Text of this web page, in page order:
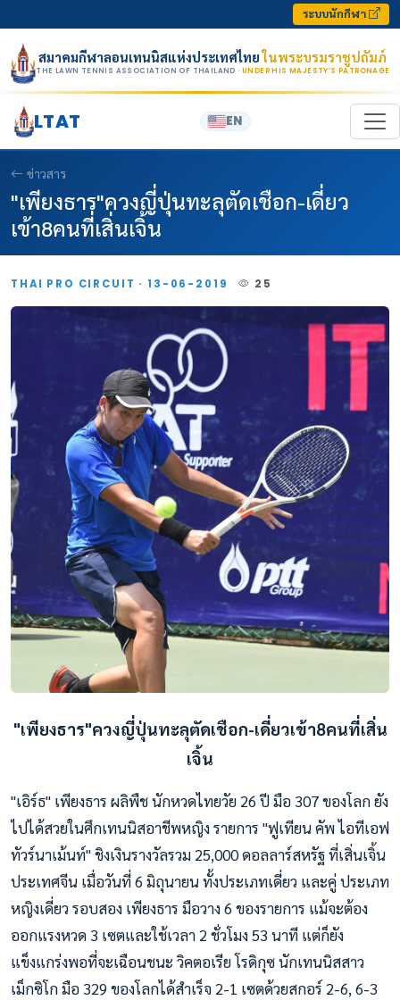
ระบบนักกีฬา
สมาคมกีฬาลอนเทนนิสแห่งประเทศไทยในพระบรมราชูปถัมภ์
THE LAWN TENNIS ASSOCIATION OF THAILAND · UNDER HIS MAJESTY’S PATRONAGE
LTAT EN
ข่าวสาร
"เพียงธาร"ควงญี่ปุ่นทะลุตัดเชือก-เดี่ยว
เข้า8คนที่เสิ่นเจิ้น
THAI PRO CIRCUIT · 13-06-2019 25
"เพียงธาร"ควงญี่ปุ่นทะลุตัดเชือก-เดี่ยวเข้า8คนที่เสิ่น
เจิ้น
"เอิร์ธ" เพียงธาร ผลิพืช นักหวดไทยวัย 26 ปี มือ 307 ของโลก ยัง
ไปได้สวยในศึกเทนนิสอาชีพหญิง รายการ "ฟูเทียน คัพ ไอทีเอฟ
ทัวร์นาเม้นท์" ชิงเงินรางวัลรวม 25,000 ดอลลาร์สหรัฐ ที่เสิ่นเจิ้น
ประเทศจีน เมื่อวันที่ 6 มิถุนายน ทั้งประเภทเดี่ยว และคู่ ประเภท
หญิงเดี่ยว รอบสอง เพียงธาร มือวาง 6 ของรายการ แม้จะต้อง
ออกแรงหวด 3 เซตและใช้เวลา 2 ชั่วโมง 53 นาที แต่ก็ยัง
แข็งแกร่งพอที่จะเฉือนชนะ วิคตอเรีย โรดิกุซ นักเทนนิสสาว
เม็กซิโก มือ 329 ของโลกได้สำเร็จ 2-1 เซตด้วยสกอร์ 2-6, 6-3